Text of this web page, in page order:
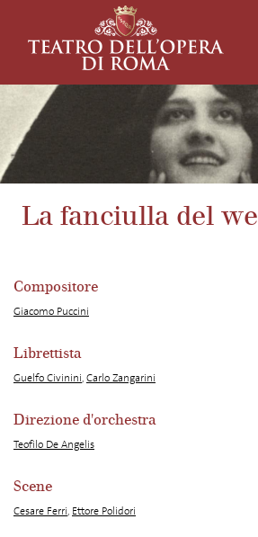
La fanciulla del
Compositore
Giacomo Puccini
Librettista
Guelfo Civinini,Carlo Zangarini
Direzione d'orchestra
Teofilo De Angelis
Scene
Cesare Ferri, Ettore Polidori